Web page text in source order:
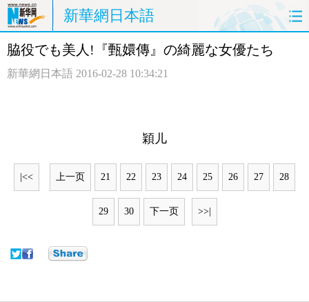
新華網日本語
ホームページ 政治 経済
脇役でも美人!『甄嬛傳』の綺麗な女優たち
新華網日本語 2016-02-28 10:34:21
穎儿
|<< 上一页 21 22 23 24 25 26 27 28
29 30 下一页 >>|